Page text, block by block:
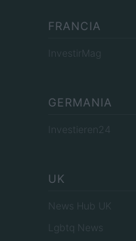
FRANCIA
InvestirMag
GERMANIA
Investieren24
UK
News Hub UK
Lgbtq News